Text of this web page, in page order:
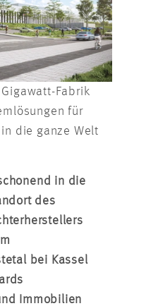
Fabrik
für
die ganze Welt
in die
des
bei Kassel
Immobilien